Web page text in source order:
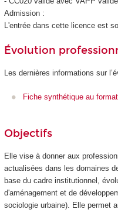
Admission :
L'entrée dans cette licence est
Évolution
Les dernières informations sur
Fiche synthétique au
Objectifs
Elle vise à donner aux
actualisées dans les domaines
base du cadre institutionnel,
d'aménagement et de
sociologie urbaine). Elle permet